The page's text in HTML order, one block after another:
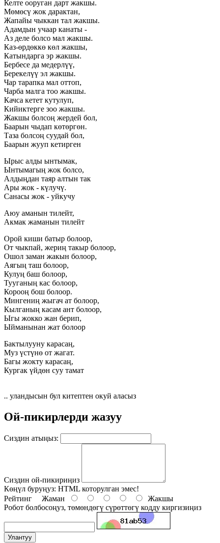
Келте ооруган дарт жакшы.
Мөмөсү жок дарактан,
Жапайы чыккан тал жакшы.
Адамдын учаар канаты -
Аз деле болсо мал жакшы.
Каз-өрдөккө көл жакшы,
Катындарга эр жакшы.
Бербесе да медерлүү,
Берекелүү эл жакшы.
Чар тарапка мал оттоп,
Чарба малга тоо жакшы.
Качса кетет кутулуп,
Кийиктерге зоо жакшы.
Жакшы болсоң жердей бол,
Баарын чыдап көтөргөн.
Таза болсоң суудай бол,
Баарын жууп кетирген
Ырыс алды ынтымак,
Ынтымагың жок болсо,
Алдыңдан таяр алтын так
Ары жок - күлучү.
Санасы жок - уйкучу
Аюу аманын тилейт,
Акмак жаманын тилейт
Орой киши батыр болоор,
От чыкпай, жериң такыр болоор,
Ошол заман жакын болоор,
Аягың таш болоор,
Кулуң баш болоор,
Тууганың кас болоор,
Корооң бош болоор.
Мингениң жыгач ат болоор,
Кылганың касам ант болоор,
Ыгы жокко жан берип,
Ыйманынан жат болоор
Бактылууну карасаң,
Муз үстүнө от жагат.
Багы жокту карасаң,
Кургак үйдөн суу тамат
.. уландысын бул китептен окуй аласыз
Ой-пикирлерди жазуу
Сиздин атыңыз:
Сиздин ой-пикириңиз
Көңүл буруңуз: HTML которулган эмес!
Рейтинг Жаман
Жакшы
Робот болбосоңуз, төмөндөгү сүрөттөгү кодду киргизиңиз
Улантуу